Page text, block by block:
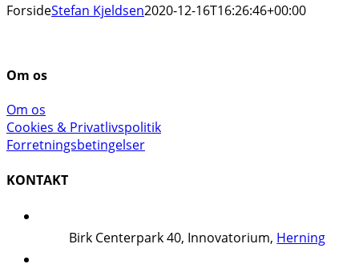
ForsideStefan Kjeldsen2020-12-16T16:26:46+00:00
Om os
Om os
Cookies & Privatlivspolitik
Forretningsbetingelser
KONTAKT
Birk Centerpark 40, Innovatorium, Herning